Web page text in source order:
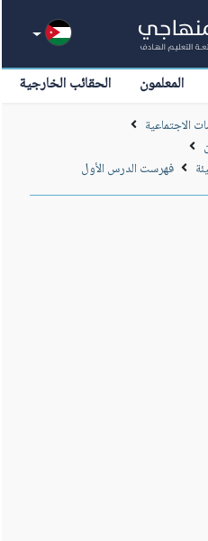
المعلمون الحقائب الخارجية
الاجتماعية
فهرست الدرس الأول